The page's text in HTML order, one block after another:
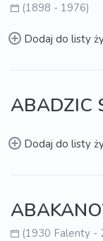
(1898 - 1976)
Dodaj do listy
ABADZIC
Dodaj do listy
(1930 Falenty -